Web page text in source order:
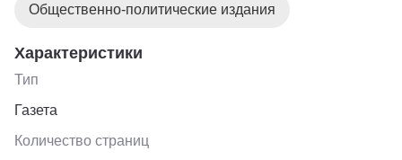
Общественно-политические издания
Характеристики
Тип
Газета
Количество страниц